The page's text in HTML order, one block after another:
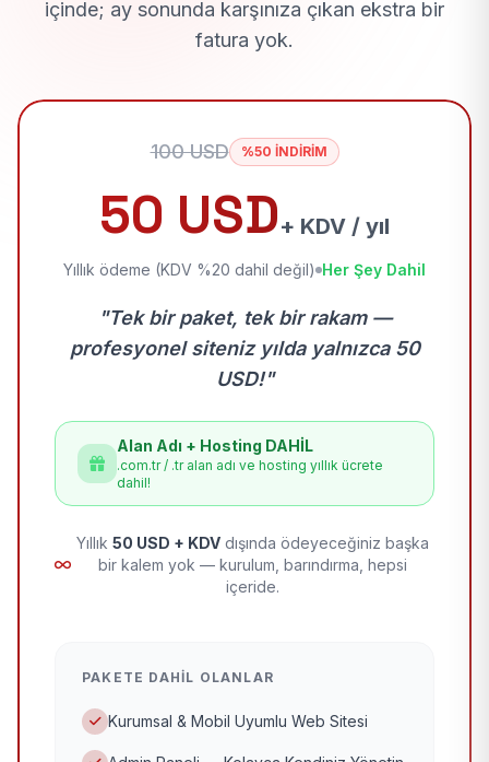
içinde; ay sonunda karşınıza çıkan ekstra bir
fatura yok.
100 USD %50 İNDİRİM
50 USD+ KDV / yıl
Yıllık ödeme (KDV %20 dahil değil) Her Şey Dahil
"Tek bir paket, tek bir rakam —
profesyonel siteniz yılda yalnızca 50
USD!"
Alan Adı + Hosting DAHİL
.com.tr / .tr alan adı ve hosting yıllık ücrete
dahil!
Yıllık 50 USD + KDV dışında ödeyeceğiniz başka
bir kalem yok — kurulum, barındırma, hepsi
içeride.
PAKETE DAHIL OLANLAR
Kurumsal & Mobil Uyumlu Web Sitesi